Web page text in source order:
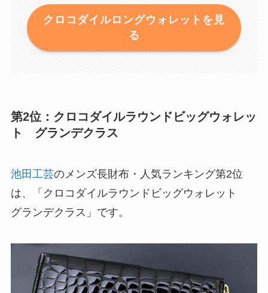
クロコダイルロングウォレットを見
る
第2位：クロコダイルラウンドビッグウォレッ
ト グランデクラス
池田工芸のメンズ長財布・人気ランキング第2位
は、「クロコダイルラウンドビッグウォレット
グランデクラス」です。